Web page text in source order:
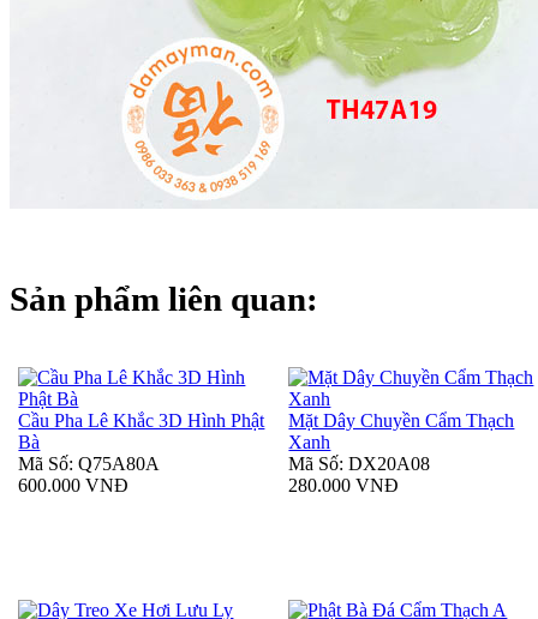
Sản phẩm liên quan:
Cầu Pha Lê Khắc 3D Hình Phật
Bà
Mã Số: Q75A80A
600.000 VNĐ
Mặt Dây Chuyền Cẩm Thạch
Xanh
Mã Số: DX20A08
280.000 VNĐ